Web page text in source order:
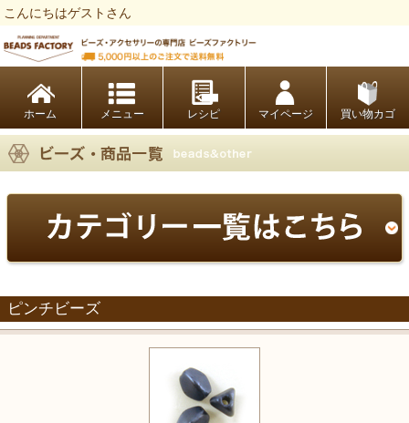
こんにちはゲストさん
ホーム レシピ マイページ 買い物カゴ
ピンチビーズ